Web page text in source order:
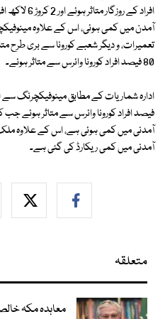
آمدن میں کمی ہوئی، اس کے علاوہ
تعمیرات، و دیگر شعبے کورونا سے بری
80 فیصد افراد کورونا وائرس سے متاثر ہوئے۔
آمدنی میں کمی ریکارڈ کی گئی ہے۔
متعلقہ
معاہدہ مکہ